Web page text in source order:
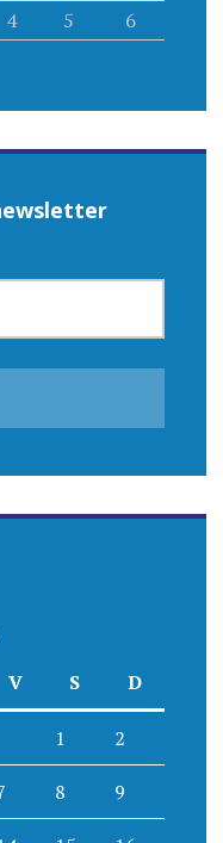
4 5 6
V S D
1 2
8 9